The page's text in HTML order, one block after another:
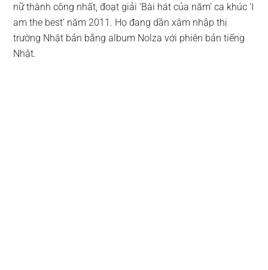
nữ thành công nhất, đoạt giải ‘Bài hát của năm’ ca khúc ‘I
am the best’ năm 2011. Họ đang dần xâm nhập thị
trường Nhật bản bằng album Nolza với phiên bản tiếng
Nhật.